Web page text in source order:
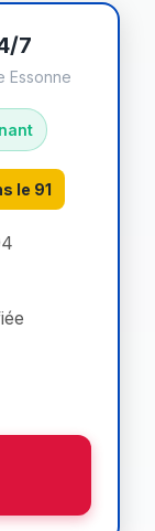
7
Essonne
le 91